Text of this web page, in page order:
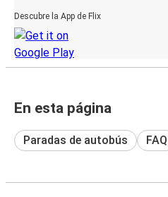
Descubre la App de Flix
En esta página
Paradas de autobús FAQ